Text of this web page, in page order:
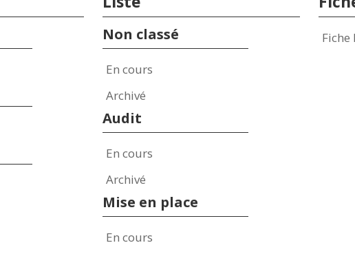
Non classé
En cours
Archivé
Audit
En cours
Archivé
Mise en place
En cours
Fiche